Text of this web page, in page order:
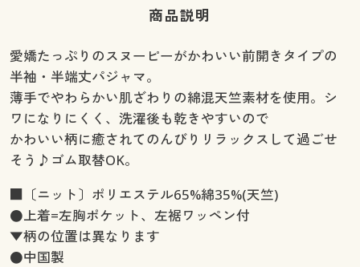
商品説明
愛嬌たっぷりのスヌーピーがかわいい前開きタイプの
半袖・半端丈パジャマ。
薄手でやわらかい肌ざわりの綿混天竺素材を使用。シ
ワになりにくく、洗濯後も乾きやすいので
かわいい柄に癒されてのんびりリラックスして過ごせ
そう♪ゴム取替OK。
■〔ニット〕ポリエステル65%綿35%(天竺)
●上着=左胸ポケット、左裾ワッペン付
▼柄の位置は異なります
●中国製